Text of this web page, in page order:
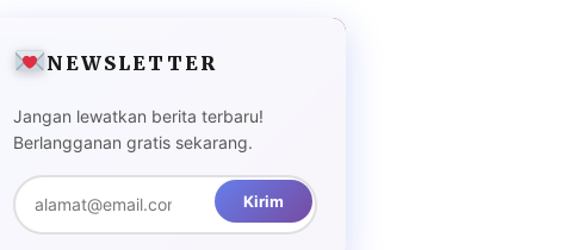
NEWSLETTER
Jangan lewatkan berita terbaru!
Berlangganan gratis sekarang.
Kirim